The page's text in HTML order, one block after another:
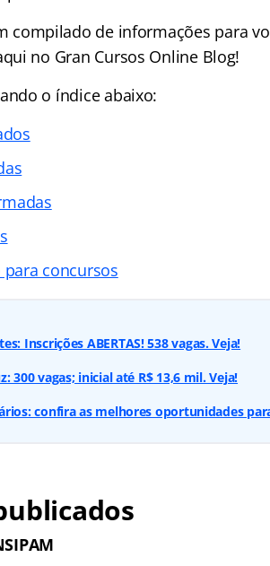
compilado de informações para
no Gran Cursos Online Blog!
o índiceabaixo:
concursos
Inscrições ABERTAS! 538 vagas. Veja!
300 vagas; inicial até R$ 13,6 mil. Veja!
confira as melhores oportunidades